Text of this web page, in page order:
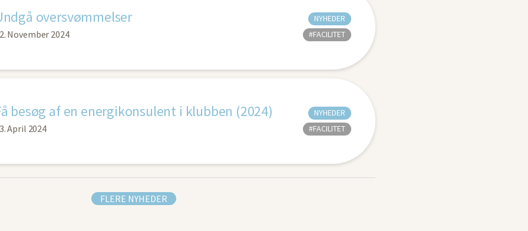
oversvømmelser
November 2024
NYHEDER
#FACILITET
besøg af en energikonsulent i klubben (2024)
April 2024
NYHEDER
#FACILITET
FLERE NYHEDER